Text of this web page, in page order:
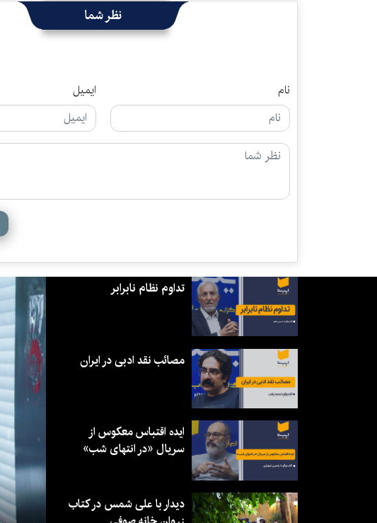
نظر شما
نام ایمیل
تداوم نظام نابرابر
مصائب نقد ادبی در ایران
ایده اقتباس معکوس از
سریال «در انتهای شب»
دیدار با علی شمس در کتاب